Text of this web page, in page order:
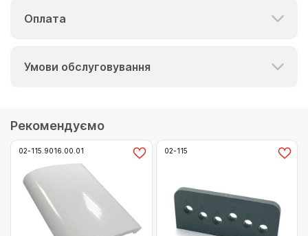
Оплата
Умови обслуговування
Рекомендуємо
02-115.9016.00.01 02-115